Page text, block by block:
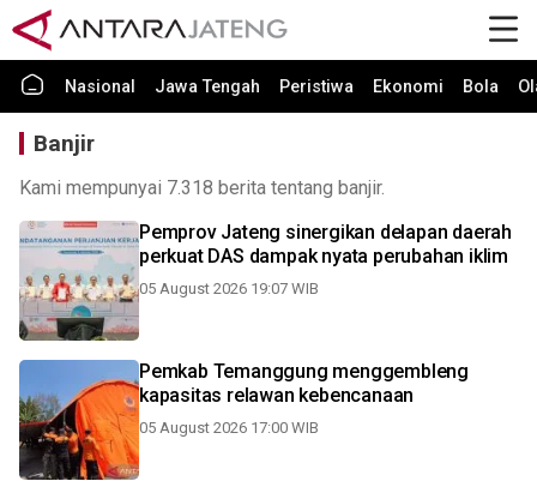
Nasional Jawa Tengah Peristiwa Ekonomi Bola
Banjir
Kami mempunyai 7.318 berita tentang banjir.
Pemprov Jateng sinergikan delapan daerah
perkuat DAS dampak nyata perubahan iklim
05 August 2026 19:07 WIB
Pemkab Temanggung menggembleng
kapasitas relawan kebencanaan
05 August 2026 17:00 WIB